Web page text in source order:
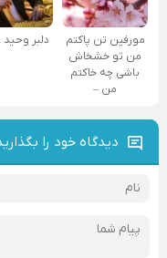
مورفین تن پاکتم
من تو خشخاش
باشی چه خاکتم
من –
دلبر
دیدگاه خود را